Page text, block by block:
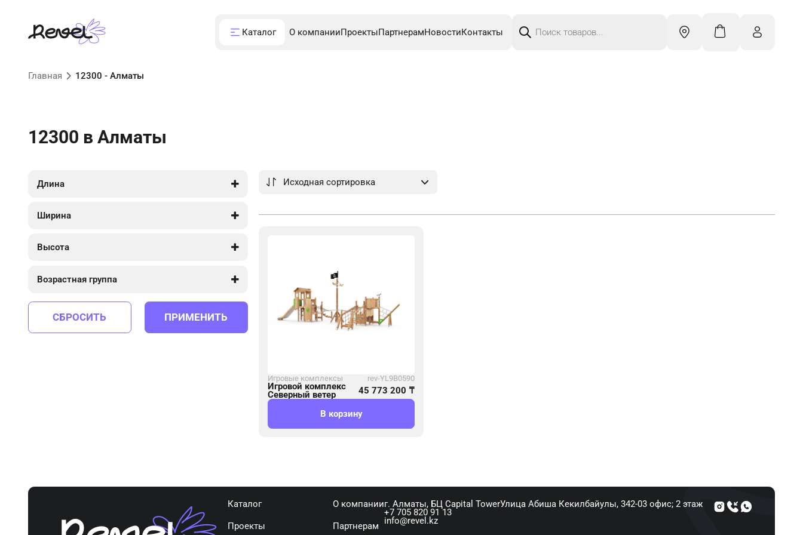
Каталог О компанииПроектыПартнерамНовостиКонтакты
товаров
Главная 12300 - Алматы
12300 в Алматы
Длина
Ширина
Высота
Возрастная группа
ПРИМЕНИТЬ
СБРОСИТЬ
Игровые комплексы rev-YL9B0590
Игровой комплекс
Северный ветер 45 773 200 ₸
В корзину
Каталог О компании
Проекты Партнерам
г. Алматы, ​БЦ Capital Tower​Улица Абиша Кекилбайулы, 34​2-03 офис; 2 этаж
+7 705 820 91 13
info@revel.kz